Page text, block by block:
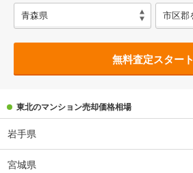
無料査定スタート
東北のマンション売却価格相場
岩手県
宮城県